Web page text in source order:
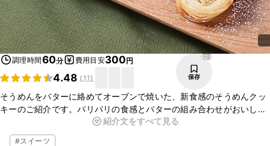
調理時間60分 費用目安300円
4.48 (11)
629
保存
そうめんをバターに絡めてオーブンで焼いた、新食感のそうめんクッ
キーのご紹介です。パリパリの食感とバターの組み合わせがおいしい
一品ですよ。とても簡単にお作りいただけますので、この機会にぜひ
作ってみてくださいね。
紹介文をすべて見る
#スイーツ